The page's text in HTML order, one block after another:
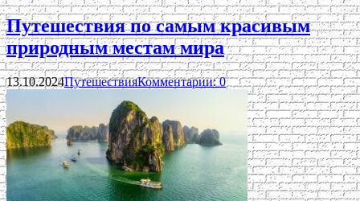
Путешествия по самым красивым
природным местам мира
13.10.2024ПутешествияКомментарии: 0